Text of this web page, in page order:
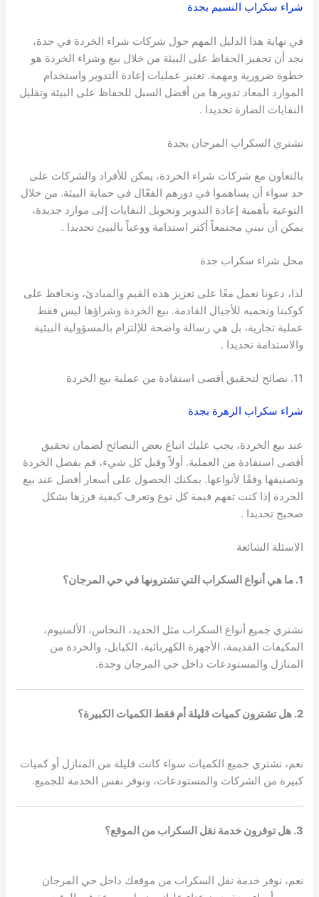
شراء سكراب النسيم بجدة
في نهاية هذا الدليل المهم حول شركات شراء الخردة في جدة،
نجد أن تحفيز الحفاظ على البيئة من خلال بيع وشراء الخردة هو
خطوة ضرورية ومهمة. تعتبر عمليات إعادة التدوير واستخدام
الموارد المعاد تدويرها من أفضل السبل للحفاظ على البيئة وتقليل
النفايات الضارة تحديدا .
نشتري السكراب المرجان بجدة
بالتعاون مع شركات شراء الخردة، يمكن للأفراد والشركات على
حد سواء أن يساهموا في دورهم الفعّال في حماية البيئة. من خلال
التوعية بأهمية إعادة التدوير وتحويل النفايات إلى موارد جديدة،
يمكن أن نبني مجتمعاً أكثر استدامة ووعياً بالبيئ تحديدا .
محل شراء سكراب جدة
لذا، دعونا نعمل معًا على تعزيز هذه القيم والمبادئ، ونحافظ على
كوكبنا ونحميه للأجيال القادمة. بيع الخردة وشراؤها ليس فقط
عملية تجارية، بل هي رسالة واضحة للإلتزام بالمسؤولية البيئية
والاستدامة تحديدا .
11. نصائح لتحقيق أقصى استفادة من عملية بيع الخردة
شراء سكراب الزهرة بجدة
عند بيع الخردة، يجب عليك اتباع بعض النصائح لضمان تحقيق
أقصى استفادة من العملية. أولاً وقبل كل شيء، قم بفصل الخردة
وتصنيفها وفقًا لأنواعها. يمكنك الحصول على أسعار أفضل عند بيع
الخردة إذا كنت تفهم قيمة كل نوع وتعرف كيفية فرزها بشكل
صحيح تحديدا .
الاسئلة الشائعة
1. ما هي أنواع السكراب التي تشترونها في حي المرجان؟
نشتري جميع أنواع السكراب مثل الحديد، النحاس، الألمنيوم،
المكيفات القديمة، الأجهزة الكهربائية، الكيابل، والخردة من
المنازل والمستودعات داخل حي المرجان وجدة.
2. هل تشترون كميات قليلة أم فقط الكميات الكبيرة؟
نعم، نشتري جميع الكميات سواء كانت قليلة من المنازل أو كميات
كبيرة من الشركات والمستودعات، ونوفر نفس الخدمة للجميع.
3. هل توفرون خدمة نقل السكراب من الموقع؟
نعم، نوفر خدمة نقل السكراب من موقعك داخل حي المرجان